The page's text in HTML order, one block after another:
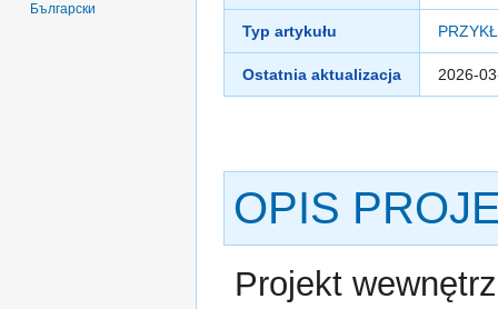
Typ artykułu
Ostatnia aktualizacja 2026-
OPIS
Projekt
Български